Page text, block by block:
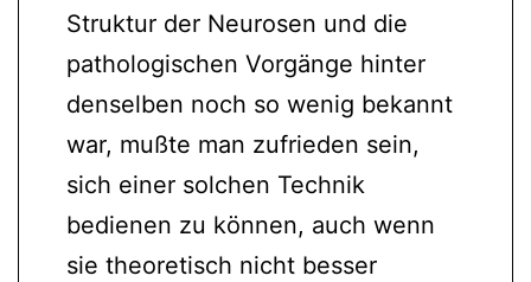
Struktur der Neurosen und die
pathologischen Vorgänge hinter
denselben noch so wenig bekannt
war, mußte man zufrieden sein,
sich einer solchen Technik
bedienen zu können, auch wenn
sie theoretisch nicht besser